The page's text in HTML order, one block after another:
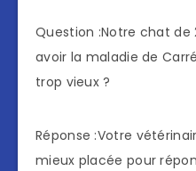
Question :Notre chat
avoir la maladie de
trop vieux ?
Réponse :Votre
mieux placée pour